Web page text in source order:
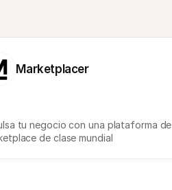
Marketplacer
tu negocio con una plataforma de
de clase mundial